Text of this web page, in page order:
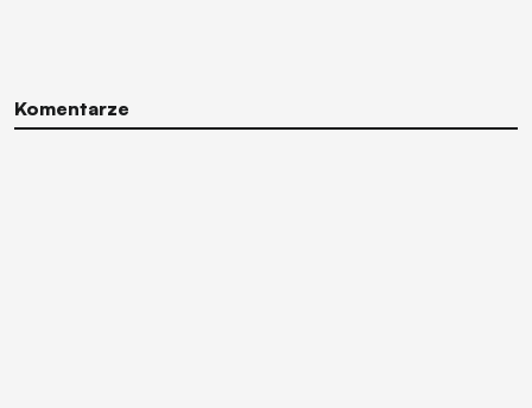
Komentarze